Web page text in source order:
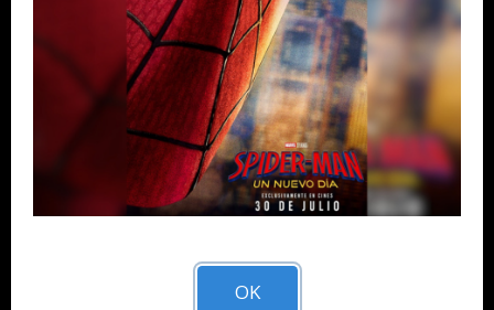
Descarga nuestra App y llevanos siempre
contigo.
OK